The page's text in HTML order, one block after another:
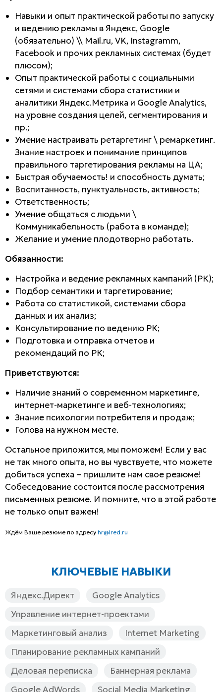
Навыки и опыт практической работы по запуску
и ведению рекламы в Яндекс, Google
(обязательно) \\ Mail.ru, VK, Instagramm,
Facebook и прочих рекламных системах (будет
плюсом);
Опыт практической работы с социальными
сетями и системами сбора статистики и
аналитики Яндекс.Метрика и Google Analytics,
на уровне создания целей, сегментирования и
пр.;
Умение настраивать ретаргетинг \ ремаркетинг.
Знание настроек и понимание принципов
правильного таргетирования рекламы на ЦА;
Быстрая обучаемость! и способность думать;
Воспитанность, пунктуальность, активность;
Ответственность;
Умение общаться с людьми \
Коммуникабельность (работа в команде);
Желание и умение плодотворно работать.
Обязанности:
Настройка и ведение рекламных кампаний (РК);
Подбор семантики и таргетирование;
Работа со статистикой, системами сбора
данных и их анализ;
Консультирование по ведению РК;
Подготовка и отправка отчетов и
рекомендаций по РК;
Приветствуются:
Наличие знаний о современном маркетинге,
интернет-маркетинге и веб-технологиях;
Знание психологии потребителя и продаж;
Голова на нужном месте.
Остальное приложится, мы поможем! Если у вас
не так много опыта, но вы чувствуете, что можете
добиться успеха – пришлите нам свое резюме!
Собеседование состоится после рассмотрения
письменных резюме. И помните, что в этой работе
не только опыт важен!
Ждём Ваше резюме по адресу hr@lred.ru
КЛЮЧЕВЫЕ НАВЫКИ
Яндекс.Директ
Google Analytics
Управление интернет-проектами
Маркетинговый анализ
Internet Marketing
Планирование рекламных кампаний
Деловая переписка
Баннерная реклама
Google AdWords
Social Media Marketing